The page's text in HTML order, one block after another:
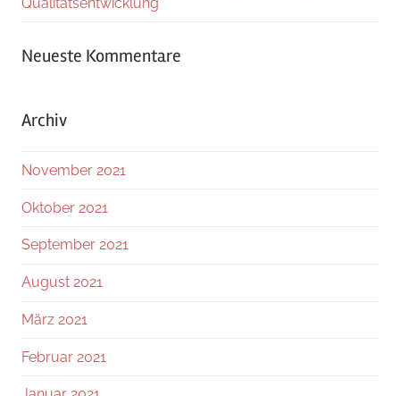
Neueste Kommentare
Archiv
November 2021
Oktober 2021
September 2021
August 2021
März 2021
Februar 2021